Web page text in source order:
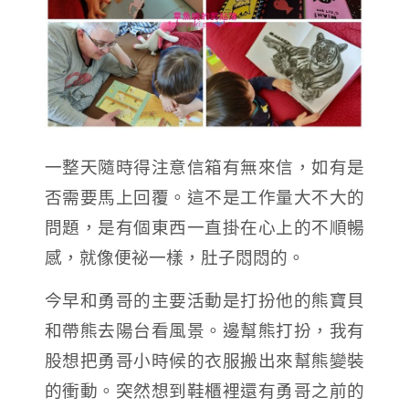
一整天隨時得注意信箱有無來信，如有是
否需要馬上回覆。這不是工作量大不大的
問題，是有個東西一直掛在心上的不順暢
感，就像便祕一樣，肚子悶悶的。
今早和勇哥的主要活動是打扮他的熊寶貝
和帶熊去陽台看風景。邊幫熊打扮，我有
股想把勇哥小時候的衣服搬出來幫熊變裝
的衝動。突然想到鞋櫃裡還有勇哥之前的